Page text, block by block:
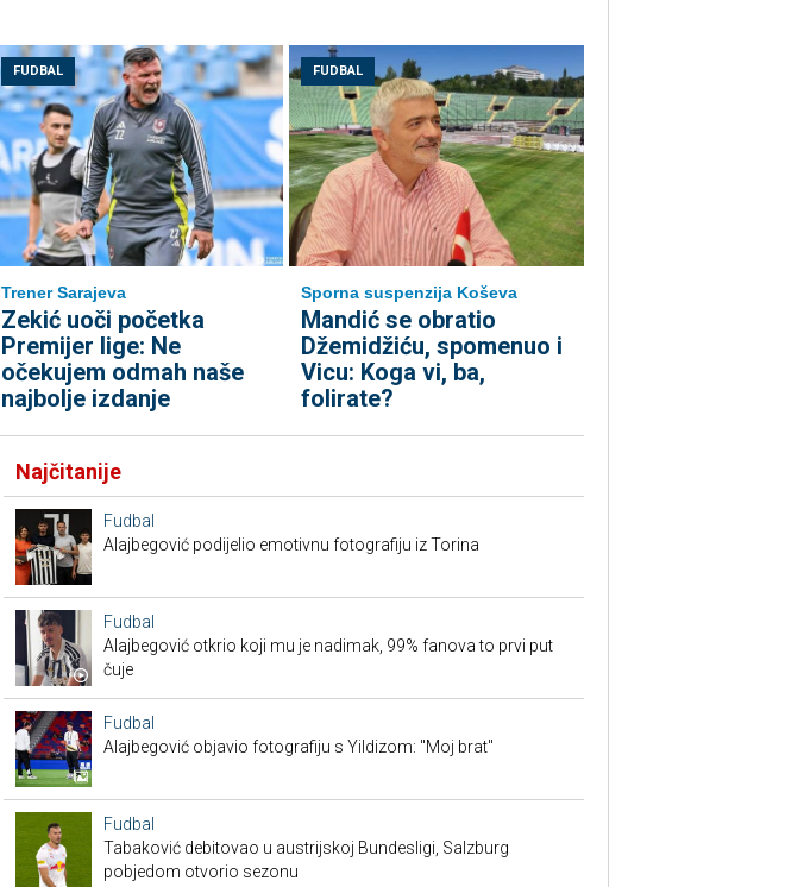
FUDBAL
Trener Sarajeva
Zekić uoči početka
Premijer lige: Ne
očekujem odmah naše
najbolje izdanje
FUDBAL
Sporna suspenzija Koševa
Mandić se obratio
Džemidžiću, spomenuo i
Vicu: Koga vi, ba,
folirate?
Najčitanije
Fudbal
Alajbegović podijelio emotivnu fotografiju iz Torina
Fudbal
Alajbegović otkrio koji mu je nadimak, 99% fanova to prvi put
čuje
Fudbal
Alajbegović objavio fotografiju s Yildizom: "Moj brat"
Fudbal
Tabaković debitovao u austrijskoj Bundesligi, Salzburg
pobjedom otvorio sezonu